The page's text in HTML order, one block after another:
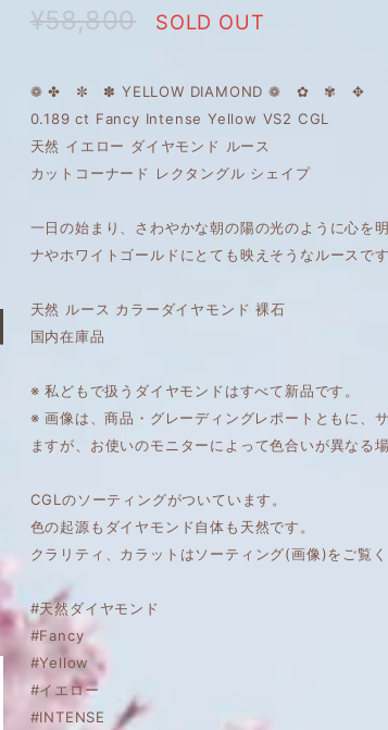
¥58,800 SOLD OUT
❁ ✤ ✼ ✽ YELLOW DIAMOND ❁ ✿ ✾ ✥
0.189 ct Fancy Intense Yellow VS2 CGL
天然 イエロー ダイヤモンド ルース
カットコーナード レクタングル シェイプ
一日の始まり、さわやかな朝の陽の光のように心を
ナやホワイトゴールドにとても映えそうなルースです
天然 ルース カラーダイヤモンド 裸石
国内在庫品
※ 私どもで扱うダイヤモンドはすべて新品です。
※ 画像は、商品・グレーディングレポートともに、
ますが、お使いのモニターによって色合いが異な
CGLのソーティングがついています。
色の起源もダイヤモンド自体も天然です。
クラリティ、カラットはソーティング(画像)をご覧く
#天然ダイヤモンド
#Fancy
#Yellow
#イエロー
#INTENSE